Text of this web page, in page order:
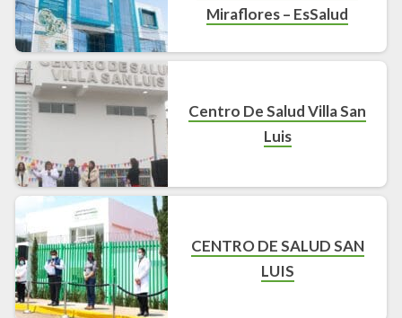
Miraflores – EsSalud
Centro De Salud Villa San
Luis
CENTRO DE SALUD SAN
LUIS